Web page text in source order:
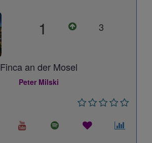
1 3
Finca an der Mosel
Peter Milski